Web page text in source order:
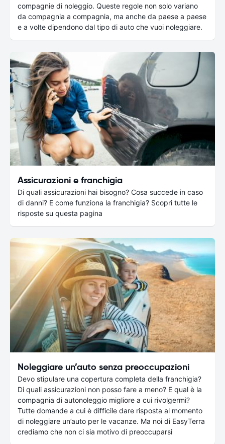
compagnie di noleggio. Queste regole non solo variano
da compagnia a compagnia, ma anche da paese a paese
e a volte dipendono dal tipo di auto che vuoi noleggiare.
Assicurazioni e franchigia
Di quali assicurazioni hai bisogno? Cosa succede in caso
di danni? E come funziona la franchigia? Scopri tutte le
risposte su questa pagina
Noleggiare un’auto senza preoccupazioni
Devo stipulare una copertura completa della franchigia?
Di quali assicurazioni non posso fare a meno? E qual è la
compagnia di autonoleggio migliore a cui rivolgermi?
Tutte domande a cui è difficile dare risposta al momento
di noleggiare un’auto per le vacanze. Ma noi di EasyTerra
crediamo che non ci sia motivo di preoccuparsi